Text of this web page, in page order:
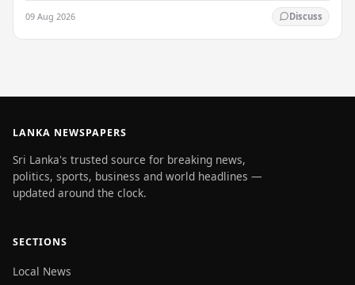
09 Aug 2026 Discuss
LANKA NEWSPAPERS
Sri Lanka's trusted source for breaking news,
politics, sports, business and world headlines —
updated around the clock.
SECTIONS
Local News